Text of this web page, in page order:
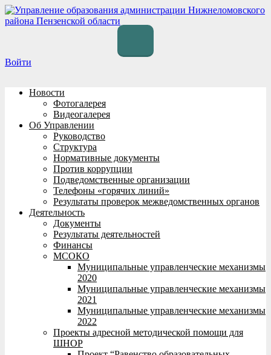
Перейти
к
Войти
Новости
Фотогалерея
Видеогалерея
Об Управлении
Руководство
Структура
Нормативные документы
Против коррупции
Подведомственные организации
Телефоны «горячих линий»
Результаты проверок межведомственных органов
Деятельность
Документы
Результаты деятельностей
Финансы
МСОКО
Муниципальные управленческие механизмы
2020
Муниципальные управленческие механизмы
2021
Муниципальные управленческие механизмы
2022
Проекты адресной методической помощи для
ШНОР